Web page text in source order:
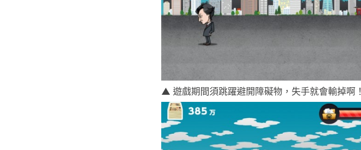
▲ 遊戲期間須跳躍避開障礙物，失手就會輸掉啊！